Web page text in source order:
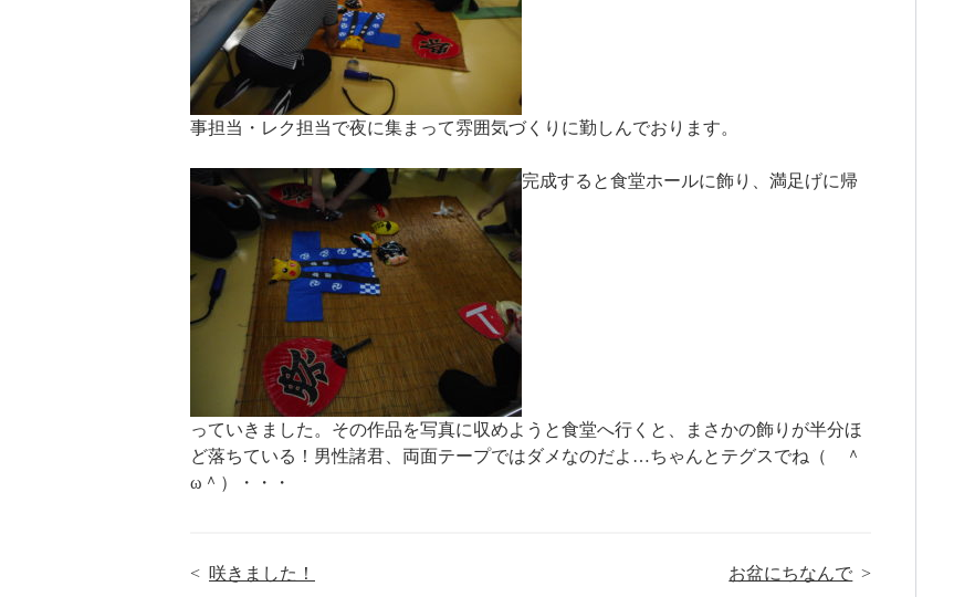
事担当・レク担当で夜に集まって雰囲気づくりに勤しんでおります。
完成すると食堂ホールに飾り、満足げに帰
っていきました。その作品を写真に収めようと食堂へ行くと、まさかの飾りが半分ほ
ど落ちている！男性諸君、両面テープではダメなのだよ…ちゃんとテグスでね（ ＾
ω＾）・・・
< 咲きました！ >
お盆にちなんで